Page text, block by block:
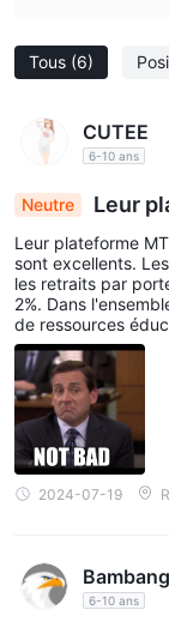
Tous (6)
CUTEE
6-10 ans
Neutre Leur
Leur plateforme
sont excellents.
les retraits par
2%. Dans
de ressources
2024-07-19
6-10 ans